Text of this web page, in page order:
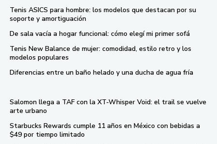
Tenis ASICS para hombre: los modelos que destacan por su
soporte y amortiguación
De sala vacía a hogar funcional: cómo elegí mi primer sofá
Tenis New Balance de mujer: comodidad, estilo retro y los
modelos populares
Diferencias entre un baño helado y una ducha de agua fría
Salomon llega a TAF con la XT-Whisper Void: el trail se vuelve
arte urbano
Starbucks Rewards cumple 11 años en México con bebidas a
$49 por tiempo limitado